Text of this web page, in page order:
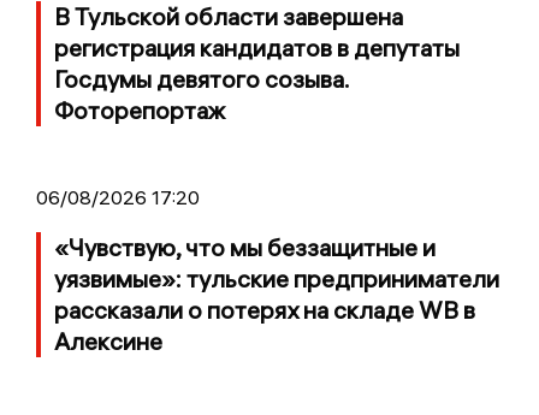
В Тульской области завершена
регистрация кандидатов в депутаты
Госдумы девятого созыва.
Фоторепортаж
06/08/2026 17:20
«Чувствую, что мы беззащитные и
уязвимые»: тульские предприниматели
рассказали о потерях на складе WB в
Алексине